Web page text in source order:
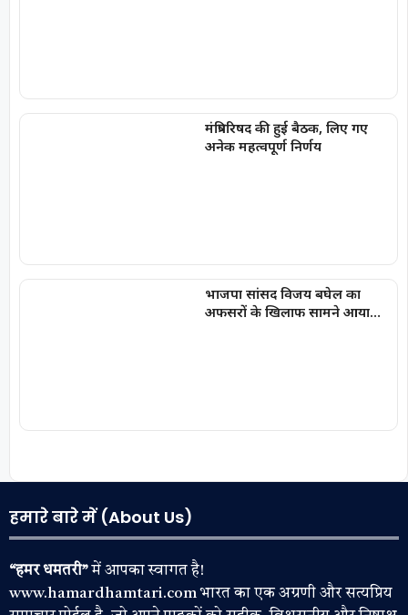
मंत्रिपरिषद की हुई बैठक, लिए गए
अनेक महत्वपूर्ण निर्णय
भाजपा सांसद विजय बघेल का
अफसरों के खिलाफ सामने आया
हमारे बारे में (About Us)
“हमर धमतरी”में आपका स्वागत है!
www.hamardhamtari.com भारत का एक अग्रणी और सत्यप्रिय